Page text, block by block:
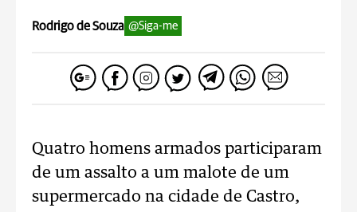
Rodrigo de Souza @Siga-me
Quatro homens armados participaram
de um assalto a um malote de um
supermercado na cidade de Castro,